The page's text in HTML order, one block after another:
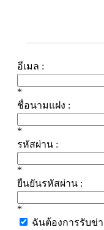
อีเมล :
*
ชื่อนามแฝง :
*
รหัสผ่าน :
*
ยืนยันรหัสผ่าน :
*
ฉันต้องการรับข่